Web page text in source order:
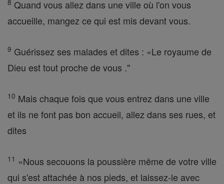
8 Quand vous allez dans une ville où l'on vous
accueille, mangez ce qui est mis devant vous.
9 Guérissez ses malades et dites : «Le royaume de
Dieu est tout proche de vous ."
10 Mais chaque fois que vous entrez dans une ville
et ils ne font pas bon accueil, allez dans ses rues, et
dites
11 «Nous secouons la poussière même de votre ville
qui s'est attachée à nos pieds, et laissez-le avec